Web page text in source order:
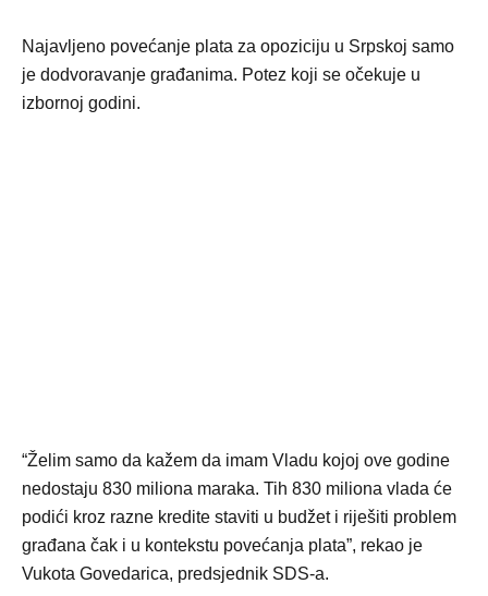
Najavljeno povećanje plata za opoziciju u Srpskoj samo
je dodvoravanje građanima. Potez koji se očekuje u
izbornoj godini.
“Želim samo da kažem da imam Vladu kojoj ove godine
nedostaju 830 miliona maraka. Tih 830 miliona vlada će
podići kroz razne kredite staviti u budžet i riješiti problem
građana čak i u kontekstu povećanja plata”, rekao je
Vukota Govedarica, predsjednik SDS-a.